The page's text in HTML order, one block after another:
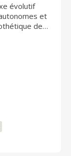
évolutif
et
clientèle
en
dans un
pour un répit
St-Charles